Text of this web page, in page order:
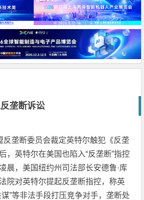
垄断诉讼
反垄断委员会裁定英特尔触犯《反垄
，英特尔在美国也陷入“反垄断”指控
晨，美国纽约州司法部长安德鲁·库
院对英特尔提起反垄断指控，称英
”等非法手段打压竞争对手，垄断处